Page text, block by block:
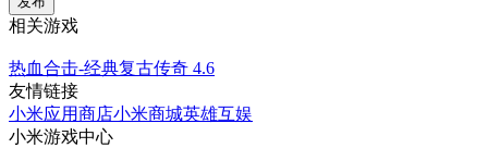
相关游戏
热血合击-经典复古传奇 4.6
友情链接
小米应用商店小米商城英雄互娱
小米游戏中心